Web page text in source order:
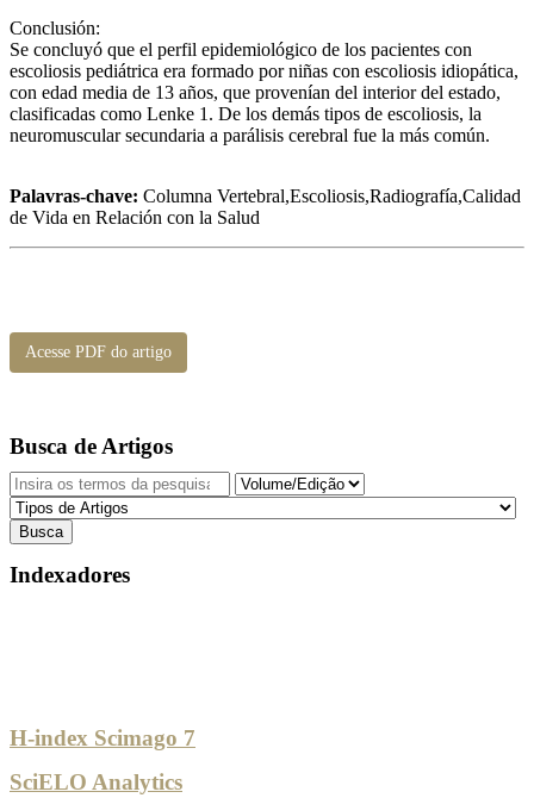
Conclusión:
Se concluyó que el perfil epidemiológico de los pacientes con
escoliosis pediátrica era formado por niñas con escoliosis idiopática,
con edad media de 13 años, que provenían del interior del estado,
clasificadas como Lenke 1. De los demás tipos de escoliosis, la
neuromuscular secundaria a parálisis cerebral fue la más común.
Palavras-chave: Columna Vertebral,Escoliosis,Radiografía,Calidad
de Vida en Relación con la Salud
Acesse PDF do artigo
Busca de Artigos
Indexadores
H-index Scimago 7
SciELO Analytics